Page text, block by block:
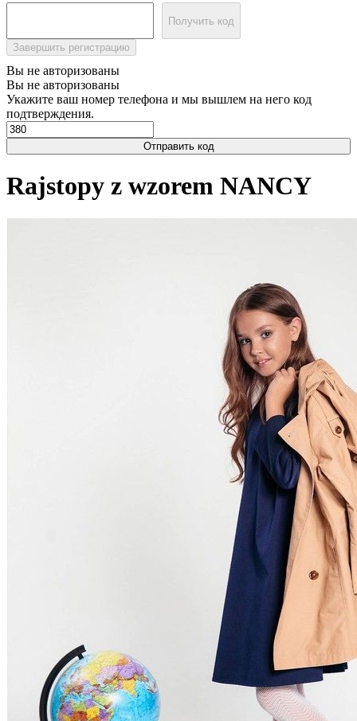
Получить код
Завершить регистрацию
Вы не авторизованы
Вы не авторизованы
Укажите ваш номер телефона и мы вышлем на него код
подтверждения.
Отправить код
Rajstopy z wzorem NANCY